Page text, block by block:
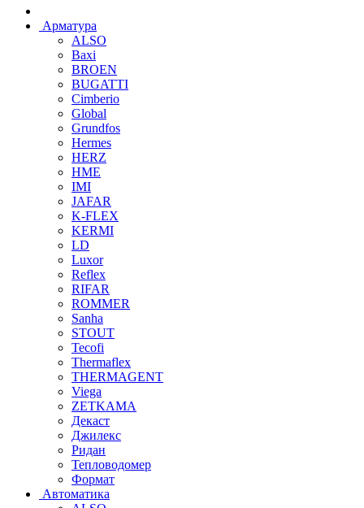
Арматура
ALSO
Baxi
BROEN
BUGATTI
Cimberio
Global
Grundfos
Hermes
HERZ
HME
IMI
JAFAR
K-FLEX
KERMI
LD
Luxor
Reflex
RIFAR
ROMMER
Sanha
STOUT
Tecofi
Thermaflex
THERMAGENT
Viega
ZETKAMA
Декаст
Джилекс
Ридан
Тепловодомер
Формат
Автоматика